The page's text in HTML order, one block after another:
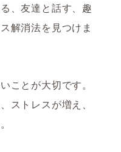
、友達と話す、趣
解消法を見つけま
とが大切です。
ストレスが増え、